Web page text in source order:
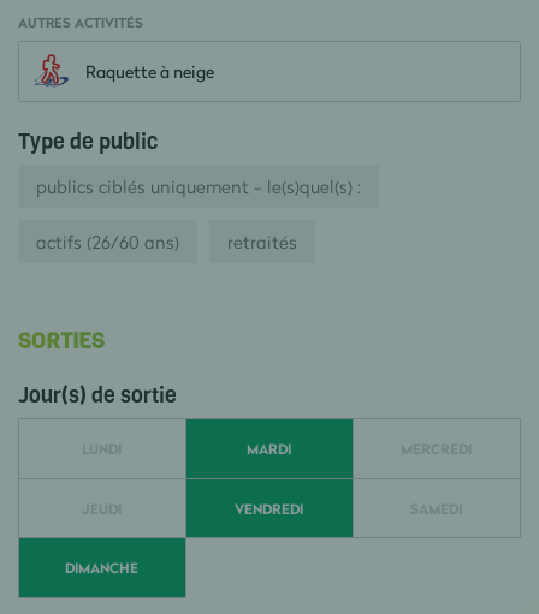
AUTRES ACTIVITÉS
Raquette à neige
Type de public
publics ciblés uniquement - le(s)quel(s) :
actifs (26/60 ans) retraités
SORTIES
Jour(s) de sortie
LUNDI MARDI MERCREDI
JEUDI VENDREDI SAMEDI
DIMANCHE